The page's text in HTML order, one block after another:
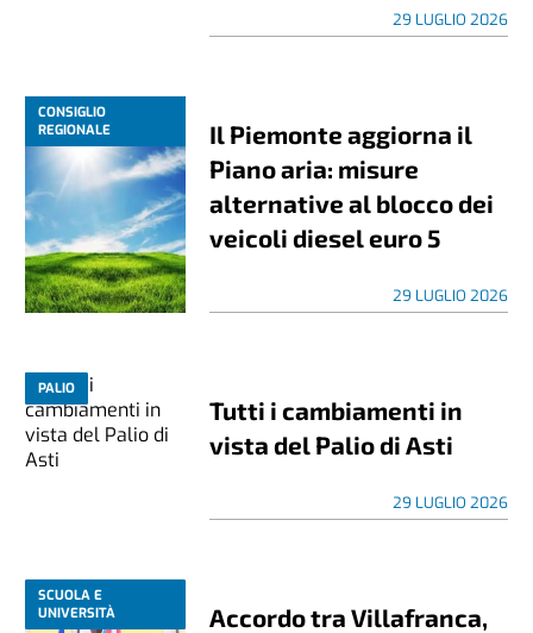
29 LUGLIO 2026
CONSIGLIO
REGIONALE
Il Piemonte aggiorna il
Piano aria: misure
alternative al blocco dei
veicoli diesel euro 5
29 LUGLIO 2026
PALIO
Tutti i cambiamenti in
vista del Palio di Asti
29 LUGLIO 2026
SCUOLA E
UNIVERSITÀ
Accordo tra Villafranca,